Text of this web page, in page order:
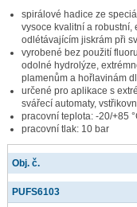
spirálové hadice ze
vysoce kvalitní a robustní,
odlétávajícím jiskrám při
vyrobené bez použití
odolné hydrolýze,
plamenům a hořlavinám
určené pro aplikace s
svářecí automaty,
pracovní teplota: -20/+85
pracovní tlak: 10 bar
Obj. č.
PUFS6103